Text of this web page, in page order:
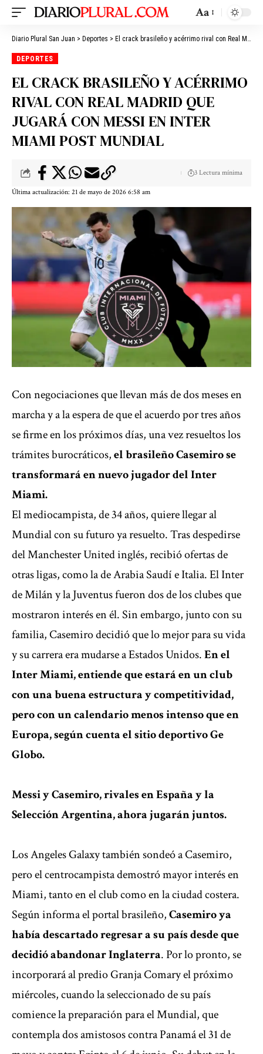
Aa
Diario Plural San Juan > Deportes > El crack brasileño y acérrimo rival con Real Madrid que jugará con Messi en Inter Miami post Mundial
DEPORTES
EL CRACK BRASILEÑO Y ACÉRRIMO
RIVAL CON REAL MADRID QUE
JUGARÁ CON MESSI EN INTER
MIAMI POST MUNDIAL
Última actualización: 21 de mayo de 2026 6:58 am
3 Lectura mínima
Con negociaciones que llevan más de dos meses en
marcha y a la espera de que el acuerdo por tres años
se firme en los próximos días, una vez resueltos los
trámites burocráticos,el brasileño Casemiro se
transformará en nuevo jugador del Inter
Miami.
El mediocampista, de 34 años, quiere llegar al
Mundial con su futuro ya resuelto. Tras despedirse
del Manchester United inglés, recibió ofertas de
otras ligas, como la de Arabia Saudí e Italia. El Inter
de Milán y la Juventus fueron dos de los clubes que
mostraron interés en él. Sin embargo, junto con su
familia, Casemiro decidió que lo mejor para su vida
y su carrera era mudarse a Estados Unidos.En el
Inter Miami, entiende que estará en un club
con una buena estructura y competitividad,
pero con un calendario menos intenso que en
Europa, según cuenta el sitio deportivo Ge
Globo.
Messi y Casemiro, rivales en España y la
Selección Argentina, ahora jugarán juntos.
Los Angeles Galaxy también sondeó a Casemiro,
pero el centrocampista demostró mayor interés en
Miami, tanto en el club como en la ciudad costera.
Según informa el portal brasileño,Casemiro ya
había descartado regresar a su país desde que
decidió abandonar Inglaterra. Por lo pronto, se
incorporará al predio Granja Comary el próximo
miércoles, cuando la seleccionado de su país
comience la preparación para el Mundial, que
contempla dos amistosos contra Panamá el 31 de